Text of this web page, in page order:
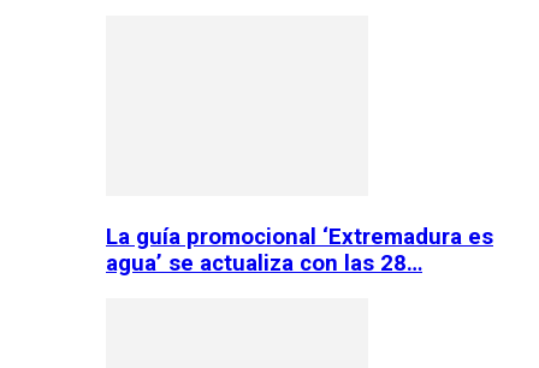
La guía promocional ‘Extremadura es
agua’ se actualiza con las 28…